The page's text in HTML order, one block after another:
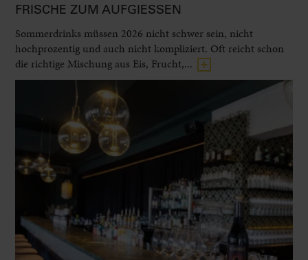
FRISCHE ZUM AUFGIESSEN
Sommerdrinks müssen 2026 nicht schwer sein, nicht
hochprozentig und auch nicht kompliziert. Oft reicht schon
die richtige Mischung aus Eis, Frucht,...